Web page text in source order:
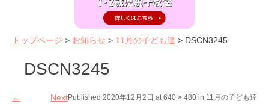
トップページ > お知らせ > 11月の子ども達 > DSCN3245
DSCN3245
Published 2020年12月2日 at 640 × 480 in 11月の子ども達
←
Next